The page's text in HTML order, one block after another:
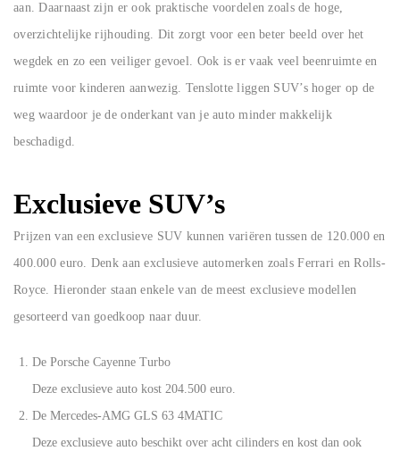
aan. Daarnaast zijn er ook praktische voordelen zoals de hoge,
overzichtelijke rijhouding. Dit zorgt voor een beter beeld over het
wegdek en zo een veiliger gevoel. Ook is er vaak veel beenruimte en
ruimte voor kinderen aanwezig. Tenslotte liggen SUV’s hoger op de
weg waardoor je de onderkant van je auto minder makkelijk
beschadigd.
Exclusieve SUV’s
Prijzen van een exclusieve SUV kunnen variëren tussen de 120.000 en
400.000 euro. Denk aan exclusieve automerken zoals Ferrari en Rolls-
Royce. Hieronder staan enkele van de meest exclusieve modellen
gesorteerd van goedkoop naar duur.
De Porsche Cayenne Turbo
Deze exclusieve auto kost 204.500 euro.
De Mercedes-AMG GLS 63 4MATIC
Deze exclusieve auto beschikt over acht cilinders en kost dan ook